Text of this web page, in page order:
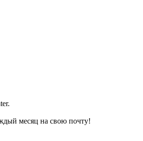
месяц на свою почту!